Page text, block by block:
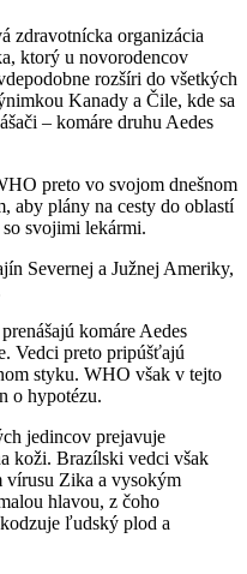
zdravotnícka organizácia
ktorý u novorodencov
rozšíri do všetkých
Kanady a Čile, kde sa
– komáre druhu Aedes
preto vo svojom dnešnom
aby plány na cesty do oblastí
svojimi lekármi.
Severnej a Južnej Ameriky,
komáre Aedes
Vedci preto pripúšťajú
styku. WHO však v tejto
o hypotézu.
jedincov prejavuje
koži. Brazílski vedci však
vírusu Zika a vysokým
hlavou, z čoho
ľudský plod a